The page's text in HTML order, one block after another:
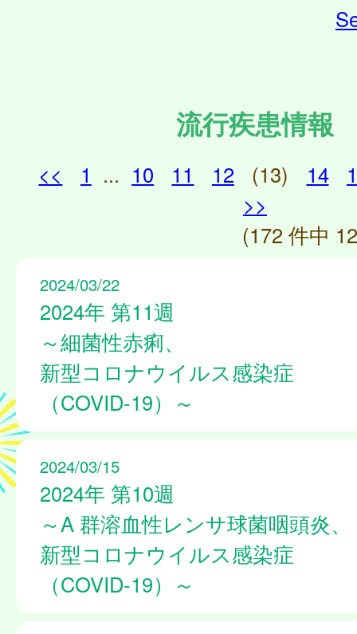
流行疾患情報
<< 1 ... 10 11 12 (13) 14
>>
(172 件中
2024/03/22
2024年 第11週
～細菌性赤痢、
新型コロナウイルス感染症
（COVID-19）～
2024/03/15
2024年 第10週
～A 群溶血性レンサ球菌咽頭炎、
新型コロナウイルス感染症
（COVID-19）～